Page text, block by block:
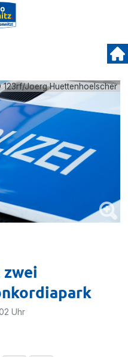
Joerg Huettenhoelscher
Uhr